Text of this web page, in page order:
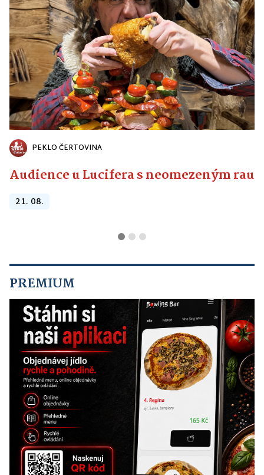
PEKLO ČERTOVINA
Audience u Lucifera s neomezeným
21. 08.
PREMIUM